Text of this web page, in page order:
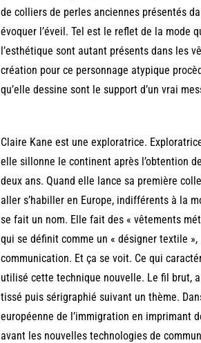
de colliers de perles anciennes présentés
évoquer l’éveil. Tel est le reflet de la mode
l’esthétique sont autant présents dans les
création pour ce personnage atypique
qu’elle dessine sont le support d’un vrai
Claire Kane est une exploratrice.
elle sillonne le continent après l’obtention
deux ans. Quand elle lance sa première
aller s’habiller en Europe, indifférents à la
se fait un nom. Elle fait des « vêtements
qui se définit comme un « désigner textile
communication. Et ça se voit. Ce qui
utilisé cette technique nouvelle. Le fil brut,
tissé puis sérigraphié suivant un thème.
européenne de l’immigration en imprimant
avant les nouvelles technologies de